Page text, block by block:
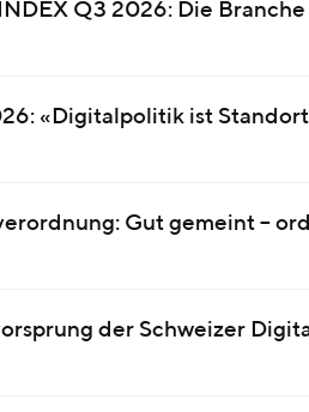
Q3 2026: Die
«Digitalpolitik ist
Gut gemeint –
der Schweizer